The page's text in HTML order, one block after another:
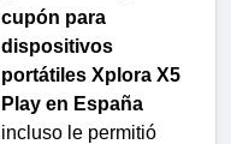
cupón para
dispositivos
portátiles Xplora X5
Play en España
incluso le permitió